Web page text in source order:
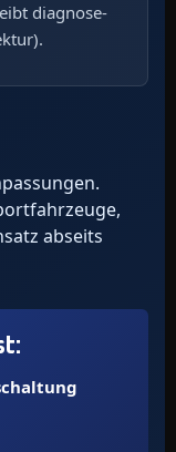
diagnose-
abseits
: